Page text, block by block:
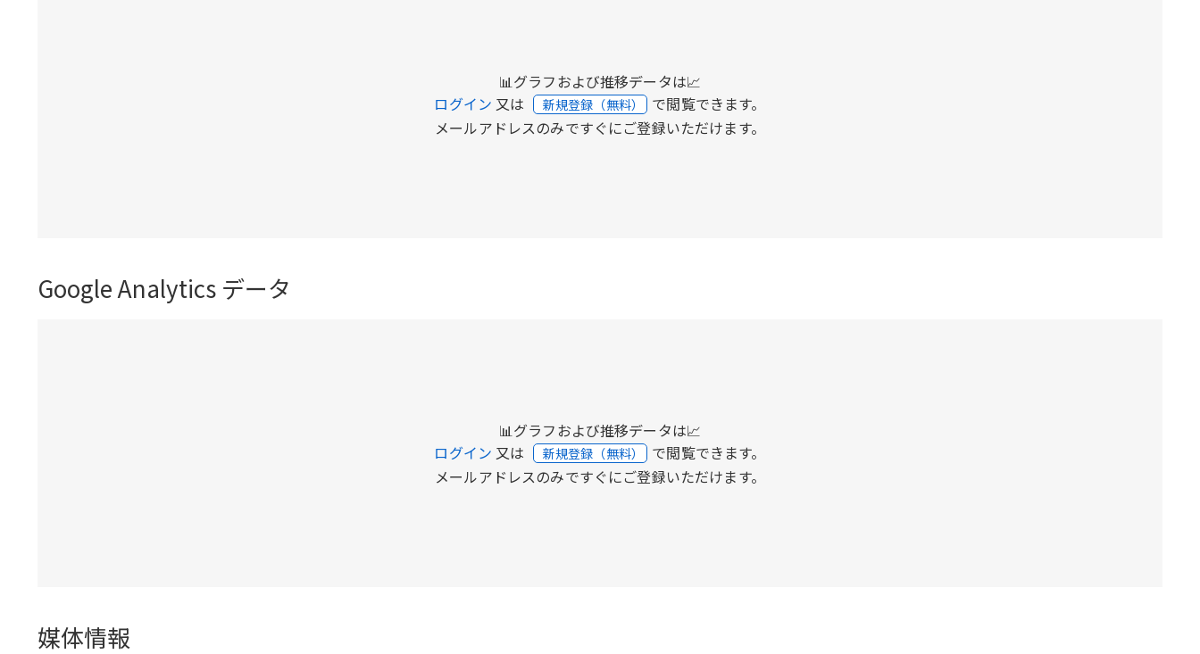
📊グラフおよび推移データは📈
ログイン 又は 新規登録（無料） で閲覧できます。
メールアドレスのみですぐにご登録いただけます。
Google Analytics データ
📊グラフおよび推移データは📈
ログイン 又は 新規登録（無料） で閲覧できます。
メールアドレスのみですぐにご登録いただけます。
媒体情報